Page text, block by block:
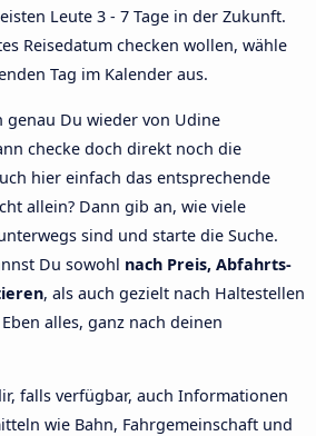
Leute 3 - 7 Tage in der Zukunft.
Reisedatum checken wollen, wähle
Tag im Kalender aus.
genau Du wieder von Udine
checke doch direkt noch die
hier einfach das entsprechende
allein? Dann gib an, wie viele
sind und starte die Suche.
Du sowohl nach Preis, Abfahrts-
, als auch gezielt nach Haltestellen
alles, ganz nach deinen
falls verfügbar, auch Informationen
wie Bahn, Fahrgemeinschaft und